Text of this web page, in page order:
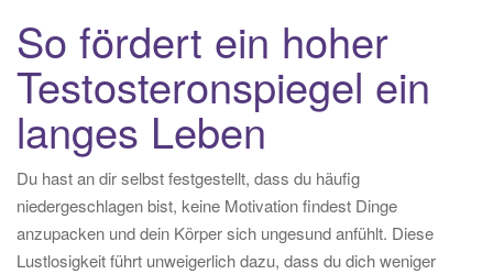
So fördert ein hoher
Testosteronspiegel ein
langes Leben
Du hast an dir selbst festgestellt, dass du häufig
niedergeschlagen bist, keine Motivation findest Dinge
anzupacken und dein Körper sich ungesund anfühlt. Diese
Lustlosigkeit führt unweigerlich dazu, dass du dich weniger